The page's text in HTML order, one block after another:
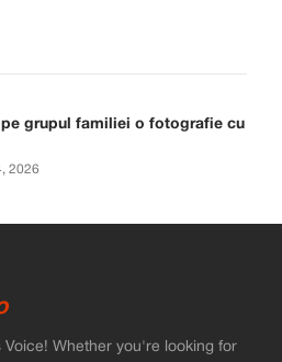
grupul familiei o fotografie cu
2026
Voice! Whether you're looking for